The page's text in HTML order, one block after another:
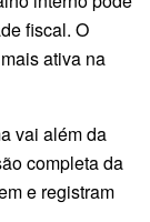
fiscal. O
ativa na
vai além da
completa da
e registram